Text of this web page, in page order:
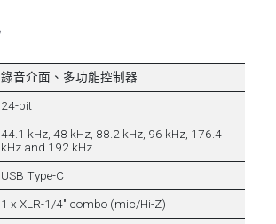
錄音介面、多功能控制器
24-bit
44.1 kHz, 48 kHz, 88.2 kHz, 96 kHz, 176.4
kHz and 192 kHz
USB Type-C
1 x XLR-1/4" combo (mic/Hi-Z)